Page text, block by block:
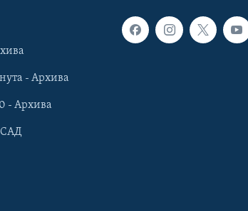
- Архива
- Архива
САД